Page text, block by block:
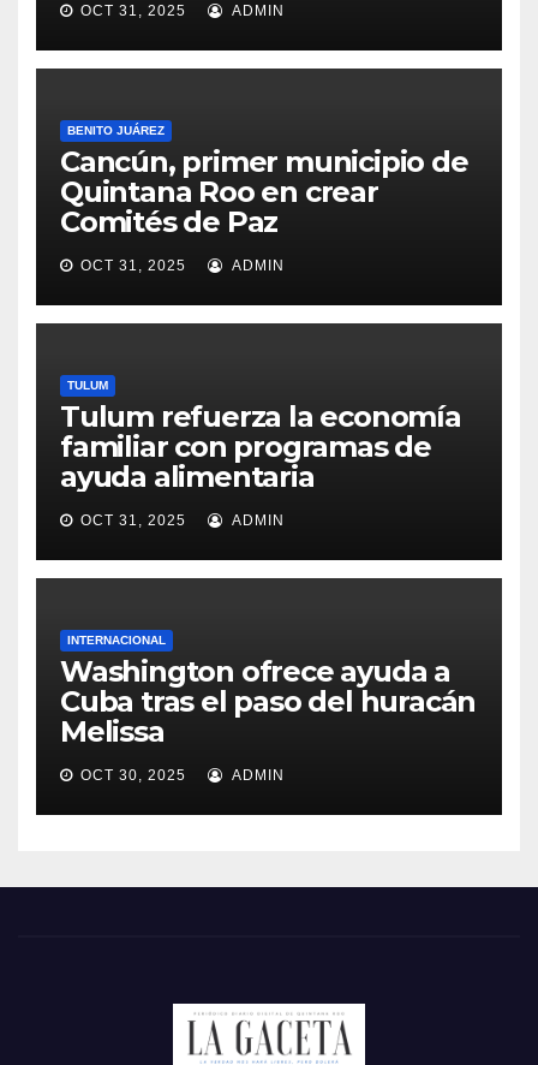
OCT 31, 2025 ADMIN
BENITO JUÁREZ
Cancún, primer municipio de
Quintana Roo en crear
Comités de Paz
OCT 31, 2025 ADMIN
TULUM
Tulum refuerza la economía
familiar con programas de
ayuda alimentaria
OCT 31, 2025 ADMIN
INTERNACIONAL
Washington ofrece ayuda a
Cuba tras el paso del huracán
Melissa
OCT 30, 2025 ADMIN